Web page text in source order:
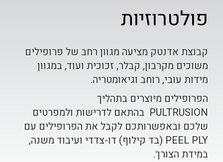
פולטרוזיות
קבוצת אדנטק מציעה מגוון רחב של פרופילים
משוכים מקרבון, קבלר, זכוכית ועוד, במגוון
מידות עובי, רוחב וגיאומטריה.
הפרופילים מיוצרים בתהליך
PULTRUSION בהתאם לדרישות ולמפרטים
שלכם ובאפשרותכם לקבל את הפרופילים עם
PEEL PLY (בד קילוף) דו-צדדי ועיבוד משנה,
במידת הצורך.